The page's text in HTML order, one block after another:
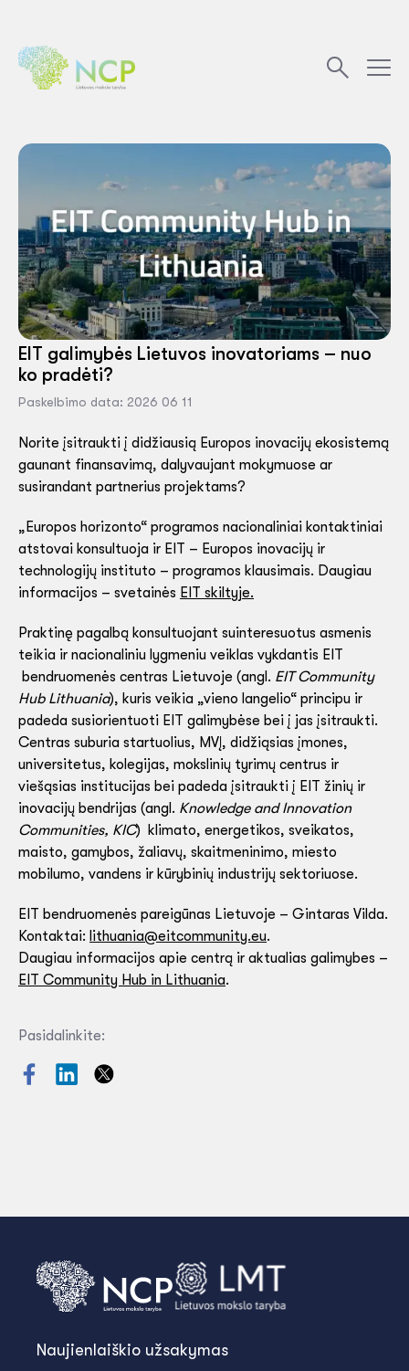
EIT galimybės Lietuvos inovatoriams – nuo
ko pradėti?
Paskelbimo data: 2026 06 11
Norite įsitraukti į didžiausią Europos inovacijų ekosistemą
gaunant finansavimą, dalyvaujant mokymuose ar
susirandant partnerius projektams?
„Europos horizonto“ programos nacionaliniai kontaktiniai
atstovai konsultuoja ir EIT – Europos inovacijų ir
technologijų instituto – programos klausimais. Daugiau
informacijos – svetainės EIT skiltyje.
Praktinę pagalbą konsultuojant suinteresuotus asmenis
teikia ir nacionaliniu lygmeniu veiklas vykdantis EIT
bendruomenės centras Lietuvoje (angl. EIT Community
Hub Lithuania), kuris veikia „vieno langelio“ principu ir
padeda susiorientuoti EIT galimybėse bei į jas įsitraukti.
Centras suburia startuolius, MVĮ, didžiąsias įmones,
universitetus, kolegijas, mokslinių tyrimų centrus ir
viešąsias institucijas bei padeda įsitraukti į EIT žinių ir
inovacijų bendrijas (angl. Knowledge and Innovation
Communities, KIC) klimato, energetikos, sveikatos,
maisto, gamybos, žaliavų, skaitmeninimo, miesto
mobilumo, vandens ir kūrybinių industrijų sektoriuose.
EIT bendruomenės pareigūnas Lietuvoje – Gintaras Vilda.
Kontaktai: lithuania@eitcommunity.eu.
Daugiau informacijos apie centrą ir aktualias galimybes –
EIT Community Hub in Lithuania.
Pasidalinkite:
Naujienlaiškio užsakymas